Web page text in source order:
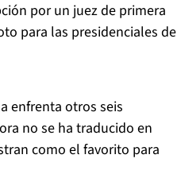
por un juez de primera
para las presidenciales de
enfrenta otros seis
no se ha traducido en
como el favorito para